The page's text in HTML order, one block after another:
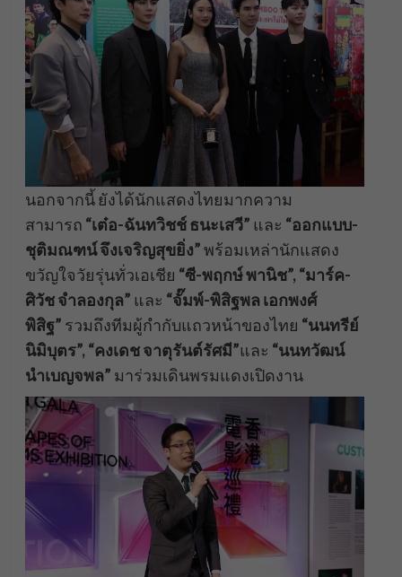
นอกจากนี้ ยังได้นักแสดงไทยมากความ
สามารถ “เต๋อ-ฉันทวิชช์ ธนะเสวี” และ “ออกแบบ-
ชุติมณฑน์ จึงเจริญสุขยิ่ง”พร้อมเหล่านักแสดง
ขวัญใจวัยรุ่นทั่วเอเชีย “ซี-พฤกษ์ พานิช”, “มาร์ค-
ศิวัช จำลองกุล” และ “จั๊มพ์-พิสิฐพล เอกพงศ์
พิสิฐ” รวมถึงทีมผู้กำกับแถวหน้าของไทย “นนทรีย์
นิมิบุตร”, “คงเดช จาตุรันต์รัศมี”และ “นนทวัฒน์
นำเบญจพล” มาร่วมเดินพรมแดงเปิดงาน